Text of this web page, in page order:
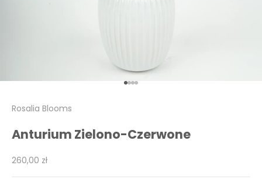
Przejdź do 1
Przejdź do 2
Przejdź do 3
Przejdź do 4
Rosalia Blooms
Anturium Zielono-Czerwone
Cena promocyjna
260,00 zł